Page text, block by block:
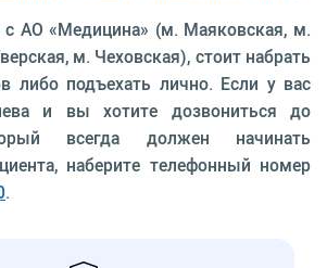
с АО «Медицина» (м. Маяковская, м.
м. Чеховская), стоит набрать
либо подъехать лично. Если у вас
и вы хотите дозвониться до
всегда должен начинать
наберите телефонный номер
.